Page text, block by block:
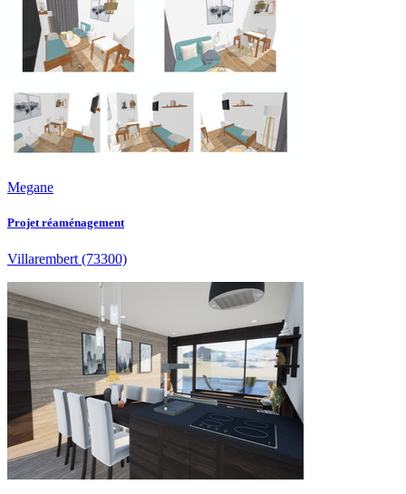
Megane
Projet réaménagement
Villarembert (73300)